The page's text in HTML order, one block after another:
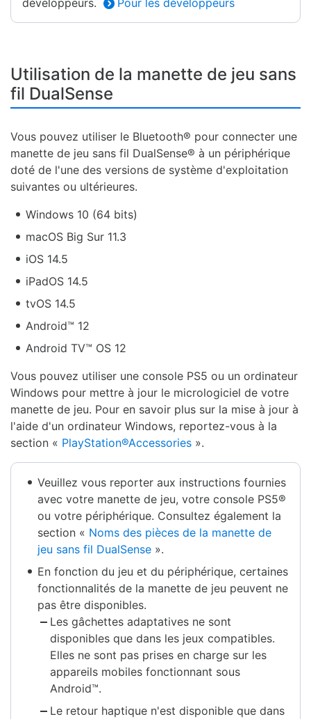
Utilisation de la manette de jeu sans
fil DualSense
Vous pouvez utiliser le Bluetooth® pour connecter une
manette de jeu sans fil DualSense® à un périphérique
doté de l'une des versions de système d'exploitation
suivantes ou ultérieures.
Windows 10 (64 bits)
macOS Big Sur 11.3
iOS 14.5
iPadOS 14.5
tvOS 14.5
Android™ 12
Android TV™ OS 12
Vous pouvez utiliser une console PS5 ou un ordinateur
Windows pour mettre à jour le micrologiciel de votre
manette de jeu. Pour en savoir plus sur la mise à jour à
l'aide d'un ordinateur Windows, reportez-vous à la
section « PlayStation®Accessories ».
Veuillez vous reporter aux instructions fournies
avec votre manette de jeu, votre console PS5®
ou votre périphérique. Consultez également la
section « Noms des pièces de la manette de
jeu sans fil DualSense ».
En fonction du jeu et du périphérique, certaines
fonctionnalités de la manette de jeu peuvent ne
pas être disponibles.
Les gâchettes adaptatives ne sont
disponibles que dans les jeux compatibles.
Elles ne sont pas prises en charge sur les
appareils mobiles fonctionnant sous
Android™.
Le retour haptique n'est disponible que dans